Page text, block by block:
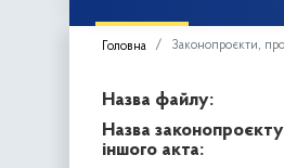
Головна Законопроєкти,
Назва файлу:
Назва
іншого акта: